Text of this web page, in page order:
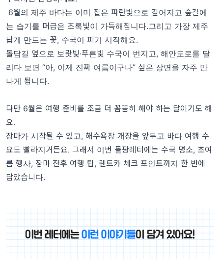
6월의 제주 바다는 이미 짙은 파란빛으로 깊어지고 숲길에
는 습기를 머금은 초록빛이 가득해집니다.그리고 가장 제주
답게 만드는 꽃, 수국이 피기 시작해요.
돌담길 옆으로 보랏빛·푸른빛 수국이 번지고, 해안도로를 달
리다 보면 “아, 이제 진짜 여름이구나” 싶은 장면을 자주 만
나게 됩니다.
다만 6월은 여행 준비를 조금 더 꼼꼼히 해야 하는 달이기도 해
요.
장마가 시작될 수 있고, 해수욕장 개장을 앞두고 바다 여행 수
요도 빨라지거든요. 그래서 이번 돌팡레터에는 수국 명소, 초여
름 행사, 장마 전후 여행 팁, 렌트카 체크 포인트까지 한 번에
담았습니다.